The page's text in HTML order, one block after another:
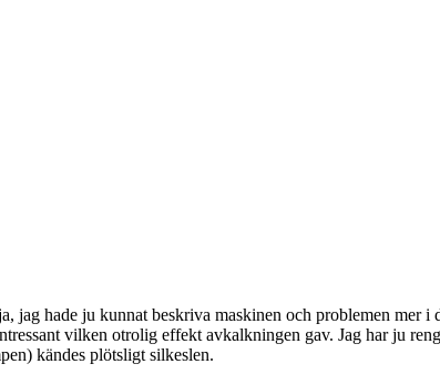
jag hade ju kunnat beskriva maskinen och problemen mer
vilken otrolig effekt avkalkningen gav. Jag har ju
kändes plötsligt silkeslen.